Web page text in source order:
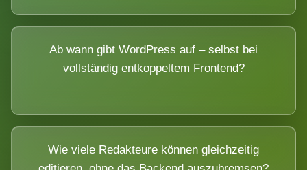
Ab wann gibt WordPress auf – selbst bei
vollständig entkoppeltem Frontend?
Wie viele Redakteure können gleichzeitig